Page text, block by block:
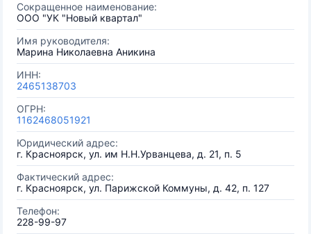
Сокращенное наименование:
ООО "УК "Новый квартал"
Имя руководителя:
Марина Николаевна Аникина
ИНН:
2465138703
ОГРН:
1162468051921
Юридический адрес:
г. Красноярск, ул. им Н.Н.Урванцева, д. 21, п. 5
Фактический адрес:
г. Красноярск, ул. Парижской Коммуны, д. 42, п. 127
Телефон:
228-99-97